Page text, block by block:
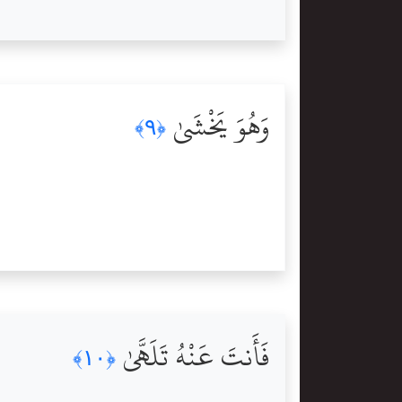
وَهُوَ يَخْشَىٰ ﴿٩﴾
فَأَنتَ عَنْهُ تَلَهَّىٰ ﴿١٠﴾